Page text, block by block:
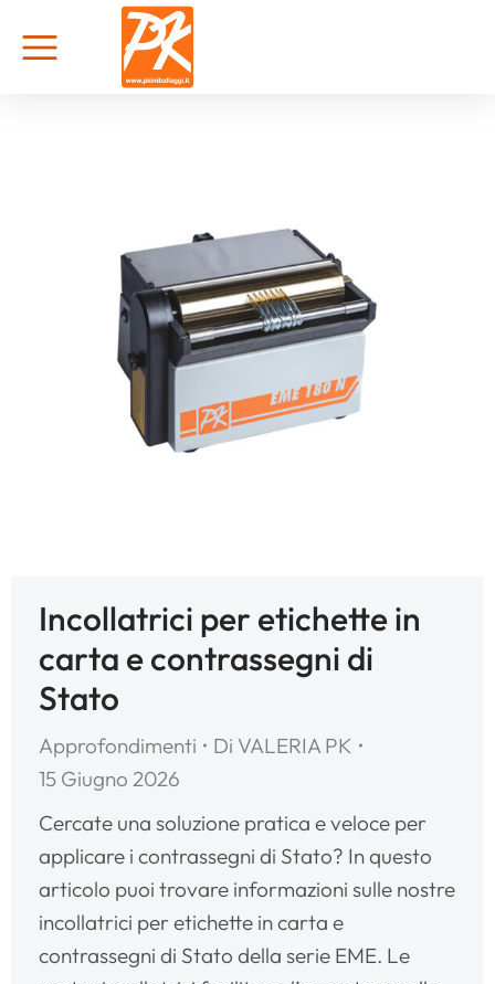
Incollatrici per etichette in
carta e contrassegni di
Stato
Approfondimenti Di VALERIA PK
15 Giugno 2026
Cercate una soluzione pratica e veloce per
applicare i contrassegni di Stato? In questo
articolo puoi trovare informazioni sulle nostre
incollatrici per etichette in carta e
contrassegni di Stato della serie EME. Le